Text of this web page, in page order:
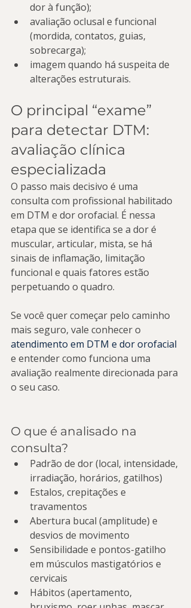
dor à função);
avaliação oclusal e funcional
(mordida, contatos, guias,
sobrecarga);
imagem quando há suspeita de
alterações estruturais.
O principal “exame”
para detectar DTM:
avaliação clínica
especializada
O passo mais decisivo é uma
consulta com profissional habilitado
em DTM e dor orofacial. É nessa
etapa que se identifica se a dor é
muscular, articular, mista, se há
sinais de inflamação, limitação
funcional e quais fatores estão
perpetuando o quadro.
Se você quer começar pelo caminho
mais seguro, vale conhecer o
atendimento em DTM e dor orofacial
e entender como funciona uma
avaliação realmente direcionada para
o seu caso.
O que é analisado na
consulta?
Padrão de dor (local, intensidade,
irradiação, horários, gatilhos)
Estalos, crepitações e
travamentos
Abertura bucal (amplitude) e
desvios de movimento
Sensibilidade e pontos-gatilho
em músculos mastigatórios e
cervicais
Hábitos (apertamento,